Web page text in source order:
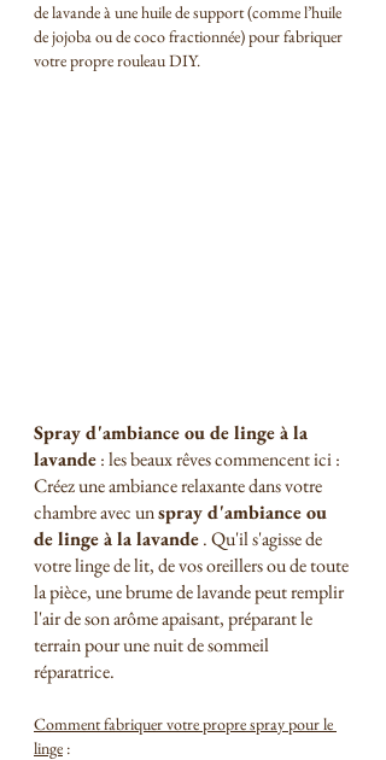
de lavande à une huile de support (comme l’huile
de jojoba ou de coco fractionnée) pour fabriquer
votre propre rouleau DIY.
Spray d'ambiance ou de linge à la
lavande : les beaux rêves commencent ici :
Créez une ambiance relaxante dans votre
chambre avec un spray d'ambiance ou
de linge à la lavande . Qu'il s'agisse de
votre linge de lit, de vos oreillers ou de toute
la pièce, une brume de lavande peut remplir
l'air de son arôme apaisant, préparant le
terrain pour une nuit de sommeil
réparatrice.
Comment fabriquer votre propre spray pour le
linge :